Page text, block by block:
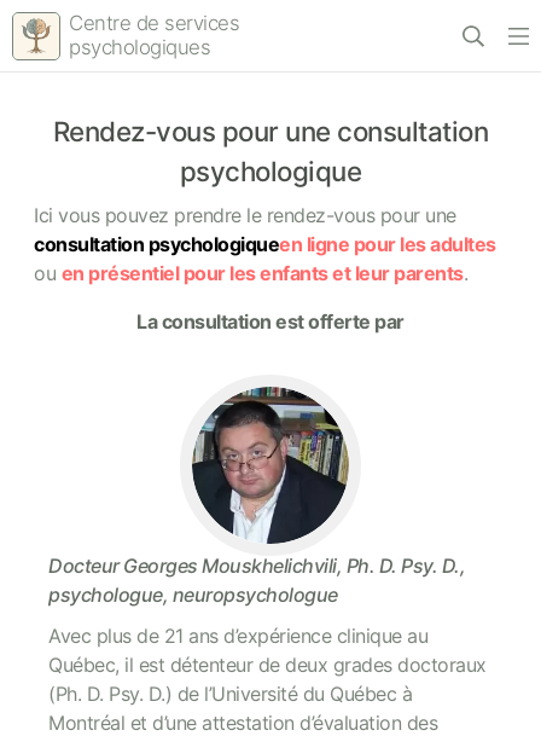
Centre de services
psychologiques
Rendez-vous pour une consultation
psychologique
Ici vous pouvez prendre le rendez-vous pour une
consultation psychologiqueen ligne pour les adultes
ou en présentiel pour les enfants et leur parents.
La consultation est offerte par
Docteur Georges Mouskhelichvili, Ph. D. Psy. D.,
psychologue, neuropsychologue
Avec plus de 21 ans d’expérience clinique au
Québec, il est détenteur de deux grades doctoraux
(Ph. D. Psy. D.) de l’Université du Québec à
Montréal et d’une attestation d’évaluation des